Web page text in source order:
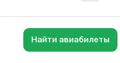
Найти авиабилеты